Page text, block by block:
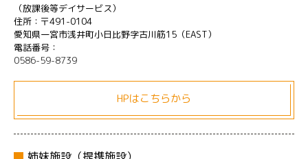
（放課後等デイサービス）
住所：〒491-0104
愛知県一宮市浅井町小日比野字古川筋15（EAST）
電話番号：
0586-59-8739
HPはこちらから